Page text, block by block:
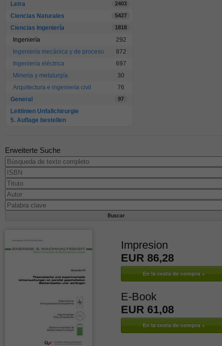
Letra 2403
Ciencias Naturales 5427
Ciencias Ingeniería 1818
Ingeniería
292
Ingeniería mecánica y de proceso
872
Ingeniería eléctrica
697
Mineria y metalurgía
30
Arquitectura e ingeniería civil
76
General
97
Leitlinien Unfallchirurgie
5. Auflage bestellen
Erweiterte Suche
Impresion
EUR 86,28
E-Book
EUR 61,08